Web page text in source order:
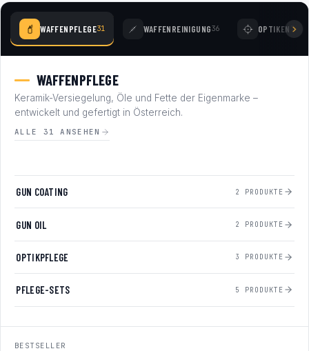
WAFFENPFLEGE31 WAFFENREINIGUNG36 OPTIKEN 77
WAFFENPFLEGE
Keramik-Versiegelung, Öle und Fette der Eigenmarke –
entwickelt und gefertigt in Österreich.
ALLE 31 ANSEHEN
GUN COATING 2 PRODUKTE
GUN OIL 2 PRODUKTE
OPTIKPFLEGE 3 PRODUKTE
PFLEGE-SETS 5 PRODUKTE
BESTSELLER